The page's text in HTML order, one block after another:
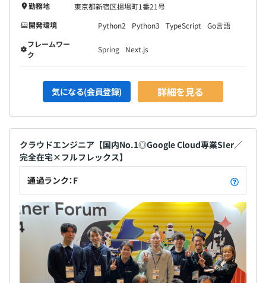
勤務地
東京都新宿区揚場町1番21号
開発環境
Python2 Python3 TypeScript
Go言語
フレームワー
ク
Spring Next.js
気になる(会員登録) 詳細を見る
クラウドエンジニア【国内No.1◎Google Cloud専業SIer／
完全在宅×フルフレックス】
通過ランク：F